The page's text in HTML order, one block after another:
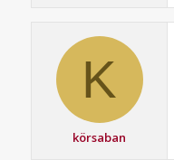
K
körsaban